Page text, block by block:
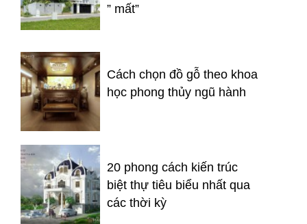
” mất”
Cách chọn đồ gỗ theo khoa
học phong thủy ngũ hành
20 phong cách kiến trúc
biệt thự tiêu biểu nhất qua
các thời kỳ